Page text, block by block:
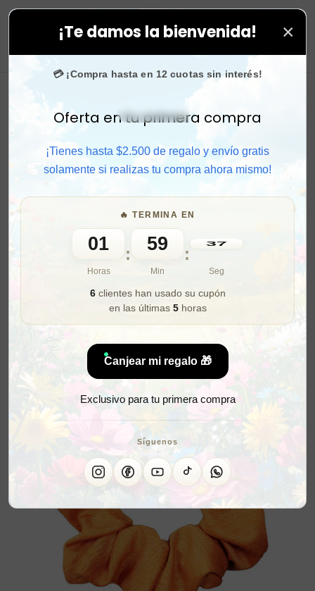
¡Te damos la bienvenida! ×
💳 ¡Compra hasta en 12 cuotas sin interés!
Activar sonido
Oferta en tu primera compra
¡Tienes hasta $2.500 de regalo y envío gratis
solamente si realizas tu compra ahora mismo!
🔥 TERMINA EN
01
Horas
: 59
Min
: 36
Seg
6clientes han usado su cupón
en las últimas 5horas
Canjear mi regalo 🎁
Exclusivo para tu primera compra
Síguenos
⚡ Compra rápido y aprovecha. 💙 +50.000